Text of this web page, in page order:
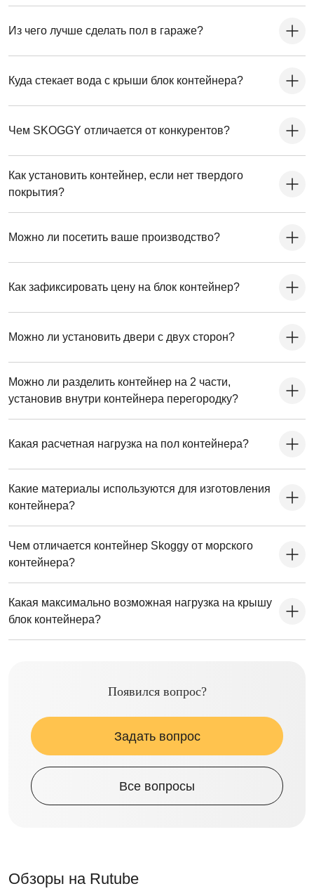
Из чего лучше сделать пол в гараже?
Куда стекает вода с крыши блок контейнера?
Чем SKOGGY отличается от конкурентов?
Как установить контейнер, если нет твердого
покрытия?
Можно ли посетить ваше производство?
Как зафиксировать цену на блок контейнер?
Можно ли установить двери с двух сторон?
Можно ли разделить контейнер на 2 части,
установив внутри контейнера перегородку?
Какая расчетная нагрузка на пол контейнера?
Какие материалы используются для изготовления
контейнера?
Чем отличается контейнер Skoggy от морского
контейнера?
Какая максимально возможная нагрузка на крышу
блок контейнера?
Появился вопрос?
Задать вопрос
Все вопросы
Обзоры на Rutube